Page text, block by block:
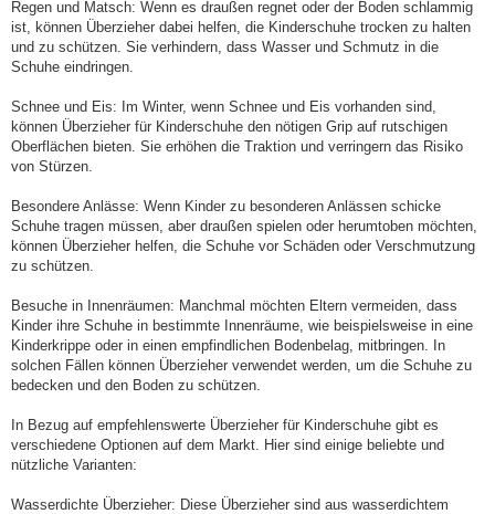
Regen und Matsch: Wenn es draußen regnet oder der Boden schlammig
ist, können Überzieher dabei helfen, die Kinderschuhe trocken zu halten
und zu schützen. Sie verhindern, dass Wasser und Schmutz in die
Schuhe eindringen.
Schnee und Eis: Im Winter, wenn Schnee und Eis vorhanden sind,
können Überzieher für Kinderschuhe den nötigen Grip auf rutschigen
Oberflächen bieten. Sie erhöhen die Traktion und verringern das Risiko
von Stürzen.
Besondere Anlässe: Wenn Kinder zu besonderen Anlässen schicke
Schuhe tragen müssen, aber draußen spielen oder herumtoben möchten,
können Überzieher helfen, die Schuhe vor Schäden oder Verschmutzung
zu schützen.
Besuche in Innenräumen: Manchmal möchten Eltern vermeiden, dass
Kinder ihre Schuhe in bestimmte Innenräume, wie beispielsweise in eine
Kinderkrippe oder in einen empfindlichen Bodenbelag, mitbringen. In
solchen Fällen können Überzieher verwendet werden, um die Schuhe zu
bedecken und den Boden zu schützen.
In Bezug auf empfehlenswerte Überzieher für Kinderschuhe gibt es
verschiedene Optionen auf dem Markt. Hier sind einige beliebte und
nützliche Varianten:
Wasserdichte Überzieher: Diese Überzieher sind aus wasserdichtem